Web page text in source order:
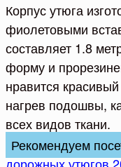
Корпус утюга
фиолетовыми
составляет 1.8
форму и
нравится
нагрев подошвы,
всех видов ткани.
Рекомендуем